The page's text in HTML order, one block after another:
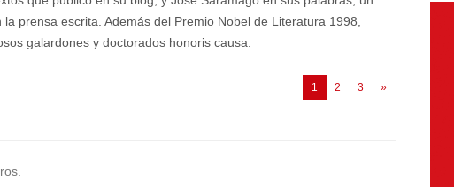
prensa escrita. Además del Premio Nobel de Literatura 1998,
galardones y doctorados honoris causa.
1 (current)
2 3 »